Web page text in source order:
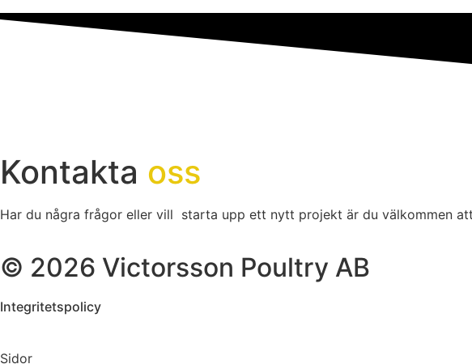
Kontakta oss
Har du några frågor eller vill starta upp ett nytt projekt är du välkommen
© 2026 Victorsson Poultry AB
Integritetspolicy
Sidor